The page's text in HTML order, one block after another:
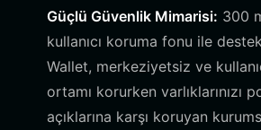
Güçlü Güvenlik Mimarisi: 300
kullanıcı koruma fonu ile
Wallet, merkeziyetsiz ve
ortamı korurken varlıklarınızı
açıklarına karşı koruyan